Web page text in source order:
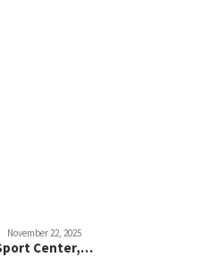
November 22, 2025
Center,…